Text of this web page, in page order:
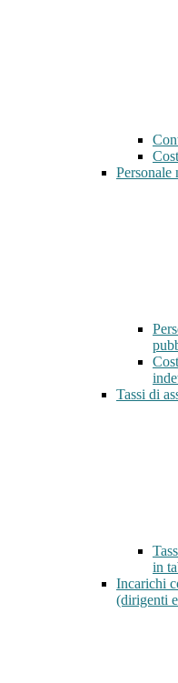
Personale
Tassi di
in
Incarichi
(dirigenti